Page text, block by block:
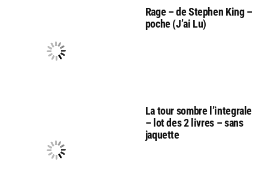
Rage – de Stephen King –
poche (J’ai Lu)
La tour sombre l’integrale
– lot des 2 livres – sans
jaquette